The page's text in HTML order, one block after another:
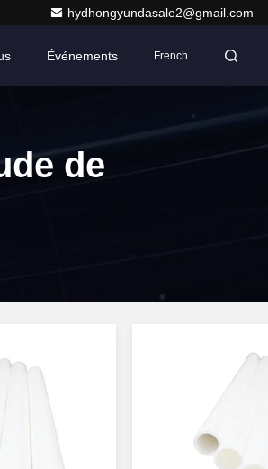
hydhongyundasale2@gmail.com
Événements French
de